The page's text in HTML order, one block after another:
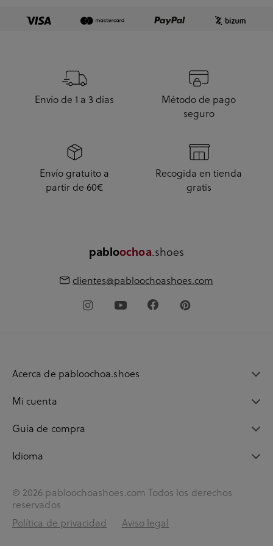
Envío de 1 a 3 días
Método de pago
seguro
Envío gratuito a
partir de 60€
Recogida en tienda
gratis
pabloochoa.shoes
clientes@pabloochoashoes.com
Acerca de pabloochoa.shoes
Mi cuenta
Guía de compra
Idioma
© 2026 pabloochoashoes.com Todos los derechos
reservados
Política de privacidad
Aviso legal